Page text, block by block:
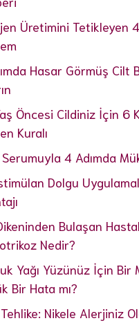
Üretimini Tetikleyen
Hasar Görmüş Cilt
Öncesi Cildiniz İçin 6
Kuralı
Serumuyla 4 Adımda
Dolgu
Bulaşan
Nedir?
Yağı Yüzünüz İçin Bir
Bir Hata mı?
Nikele Alerjiniz